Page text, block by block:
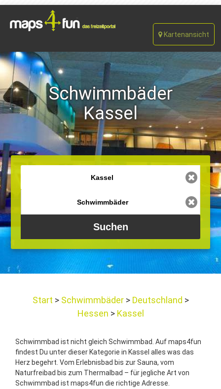
Kartenansicht
Schwimmbäder
Kassel
Start Schwimmbäder Deutschland
Hessen
Kassel
Schwimmbad ist nicht gleich Schwimmbad. Auf maps4fun
findest Du unter dieser Kategorie in Kassel alles was das
Herz begehrt. Vom Erlebnisbad bis zur Sauna, vom
Naturfreibad bis zum Thermalbad – für jegliche Art von
Schwimmbad ist maps4fun die richtige Adresse.